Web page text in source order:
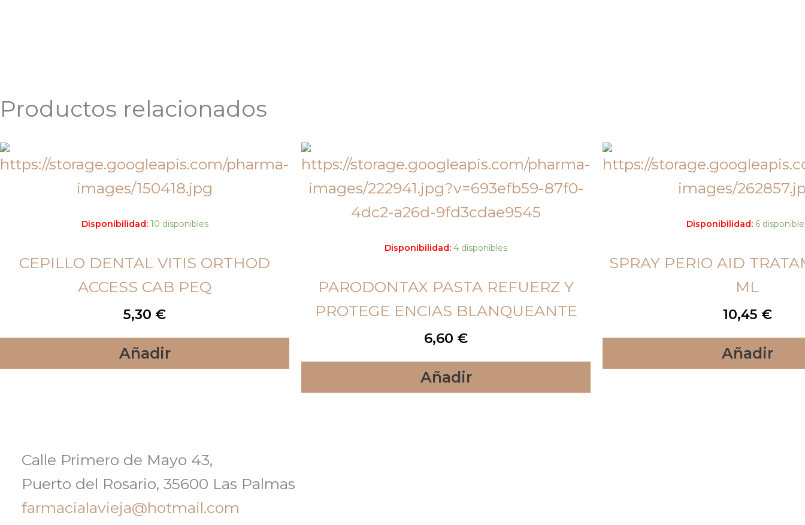
Productos relacionados
Disponibilidad: 10 disponibles
CEPILLO DENTAL VITIS ORTHOD
ACCESS CAB PEQ
5,30 €
Añadir
Disponibilidad: 4 disponibles
PARODONTAX PASTA REFUERZ Y
PROTEGE ENCIAS BLANQUEANTE
6,60 €
Añadir
Disponibilidad: 6
SPRAY PERIO AID
ML
10,45 €
Añadir
Calle Primero de Mayo 43,
Puerto del Rosario, 35600 Las Palmas
farmacialavieja@hotmail.com